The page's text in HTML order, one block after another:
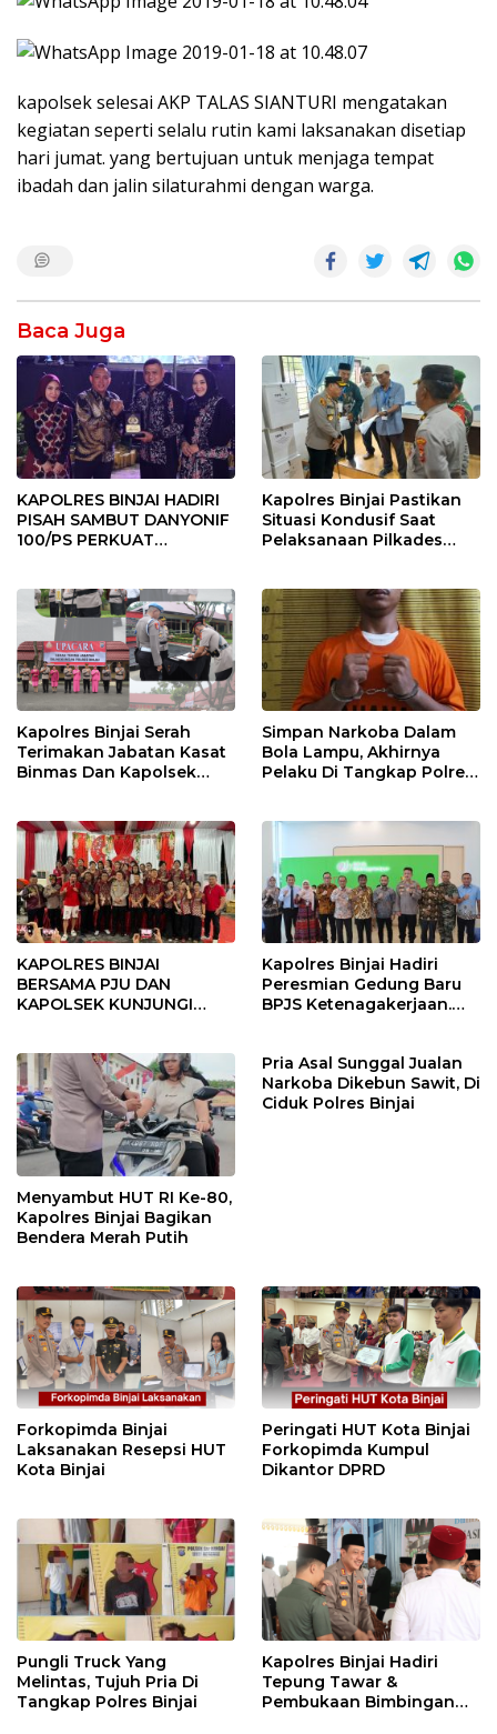
kapolsek selesai AKP TALAS SIANTURI mengatakan
kegiatan seperti selalu rutin kami laksanakan disetiap
hari jumat. yang bertujuan untuk menjaga tempat
ibadah dan jalin silaturahmi dengan warga.
Baca Juga
KAPOLRES BINJAI HADIRI
PISAH SAMBUT DANYONIF
100/PS PERKUAT
Kapolres Binjai Pastikan
Situasi Kondusif Saat
Pelaksanaan Pilkades
Kapolres Binjai Serah
Terimakan Jabatan Kasat
Binmas Dan Kapolsek
Simpan Narkoba Dalam
Bola Lampu, Akhirnya
Pelaku Di Tangkap Polres
KAPOLRES BINJAI
BERSAMA PJU DAN
KAPOLSEK KUNJUNGI
Kapolres Binjai Hadiri
Peresmian Gedung Baru
BPJS Ketenagakerjaan.
Menyambut HUT RI Ke-80,
Kapolres Binjai Bagikan
Bendera Merah Putih
Pria Asal Sunggal Jualan
Narkoba Dikebun Sawit, Di
Ciduk Polres Binjai
Forkopimda Binjai
Laksanakan Resepsi HUT
Kota Binjai
Peringati HUT Kota Binjai
Forkopimda Kumpul
Dikantor DPRD
Pungli Truck Yang
Melintas, Tujuh Pria Di
Tangkap Polres Binjai
Kapolres Binjai Hadiri
Tepung Tawar &
Pembukaan Bimbingan